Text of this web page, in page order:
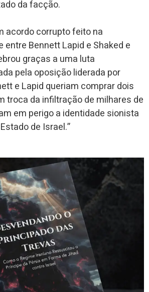
da facção.
acordo corrupto feito na
entre Bennett Lapid e Shaked e
graças a uma luta
pela oposição liderada por
e Lapid queriam comprar dois
troca da infiltração de milhares de
em perigo a identidade sionista
de Israel.”